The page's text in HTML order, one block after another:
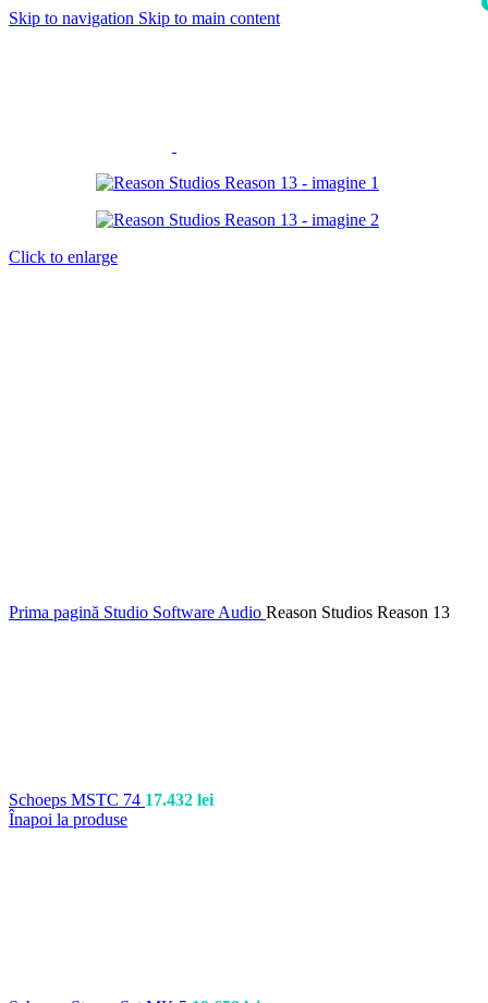
Skip to navigation Skip to main content
Click to enlarge
Prima pagină Studio Software Audio Reason Studios Reason 13
Schoeps MSTC 74 17.432 lei
Înapoi la produse